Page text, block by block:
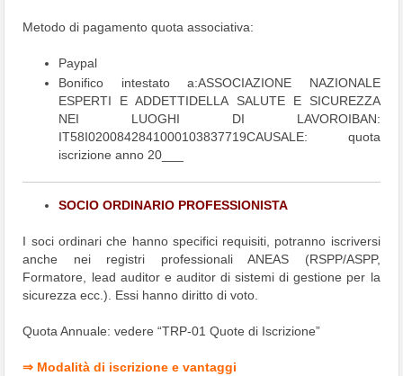
Metodo di pagamento quota associativa:
Paypal
Bonifico intestato a:ASSOCIAZIONE NAZIONALE
ESPERTI E ADDETTIDELLA SALUTE E SICUREZZA
NEI LUOGHI DI LAVOROIBAN:
IT58I0200842841000103837719CAUSALE: quota
iscrizione anno 20___
SOCIO ORDINARIO PROFESSIONISTA
I soci ordinari che hanno specifici requisiti, potranno iscriversi
anche nei registri professionali ANEAS (RSPP/ASPP,
Formatore, lead auditor e auditor di sistemi di gestione per la
sicurezza ecc.). Essi hanno diritto di voto.
Quota Annuale: vedere “TRP-01 Quote di Iscrizione”
⇒ Modalità di iscrizione e vantaggi